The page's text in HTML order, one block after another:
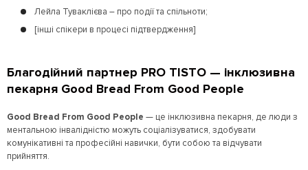
Лейла Туваклієва – про події та спільноти;
[інші спікери в процесі підтвердження]
Благодійний партнер PRO TISTO — інклюзивна
пекарня Good Bread From Good People
Good Bread From Good People — це інклюзивна пекарня, де люди з
ментальною інвалідністю можуть соціалізуватися, здобувати
комунікативні та професійні навички, бути собою та відчувати
прийняття.